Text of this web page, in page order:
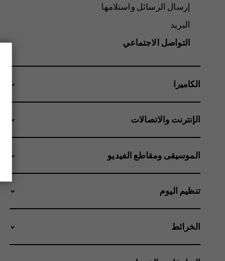
إرسال الرسائل واستلامها
البريد
التواصل الاجتماعي
الكاميرا
الإنترنت والاتصالات
الموسيقى ومقاطع الفيديو
تنظيم اليوم
الخرائط